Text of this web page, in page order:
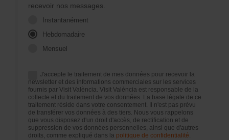
recevoir nos messages.
Instantanément
Hebdomadaire
Mensuel
J'accepte le traitement de mes données pour recevoir la
newsletter et des informations commerciales sur les services
fournis par Visit València. Visit València est responsable de la
collecte et du traitement de vos données. La base légale de ce
traitement réside dans votre consentement. Il n'est pas prévu
de transférer vos données à des tiers. Nous vous rappelons
que vous disposez d'un droit d'accès, de rectification et de
suppression de vos données personnelles, ainsi que d'autres
droits, comme expliqué dans la politique de confidentialité.